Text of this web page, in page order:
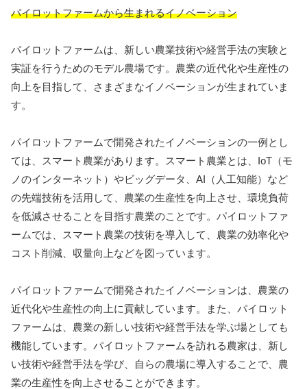
パイロットファームから生まれるイノベーション
パイロットファームは、新しい農業技術や経営手法の実験と
実証を行うためのモデル農場です。農業の近代化や生産性の
向上を目指して、さまざまなイノベーションが生まれていま
す。
パイロットファームで開発されたイノベーションの一例とし
ては、スマート農業があります。スマート農業とは、IoT（モ
ノのインターネット）やビッグデータ、AI（人工知能）など
の先端技術を活用して、農業の生産性を向上させ、環境負荷
を低減させることを目指す農業のことです。パイロットファ
ームでは、スマート農業の技術を導入して、農業の効率化や
コスト削減、収量向上などを図っています。
パイロットファームで開発されたイノベーションは、農業の
近代化や生産性の向上に貢献しています。また、パイロット
ファームは、農業の新しい技術や経営手法を学ぶ場としても
機能しています。パイロットファームを訪れる農家は、新し
い技術や経営手法を学び、自らの農場に導入することで、農
業の生産性を向上させることができます。